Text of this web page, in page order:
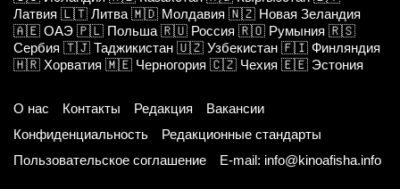
Латвия 🇱🇹 Литва 🇲🇩 Молдавия 🇳🇿 Новая Зеландия
🇦🇪 ОАЭ 🇵🇱 Польша 🇷🇺 Россия 🇷🇴 Румыния 🇷🇸
Сербия 🇹🇯 Таджикистан 🇺🇿 Узбекистан 🇫🇮 Финляндия
🇭🇷 Хорватия 🇲🇪 Черногория 🇨🇿 Чехия 🇪🇪 Эстония
О нас Контакты Редакция
Вакансии
Конфиденциальность
Редакционные стандарты
Пользовательское соглашение
E-mail: info@kinoafisha.info